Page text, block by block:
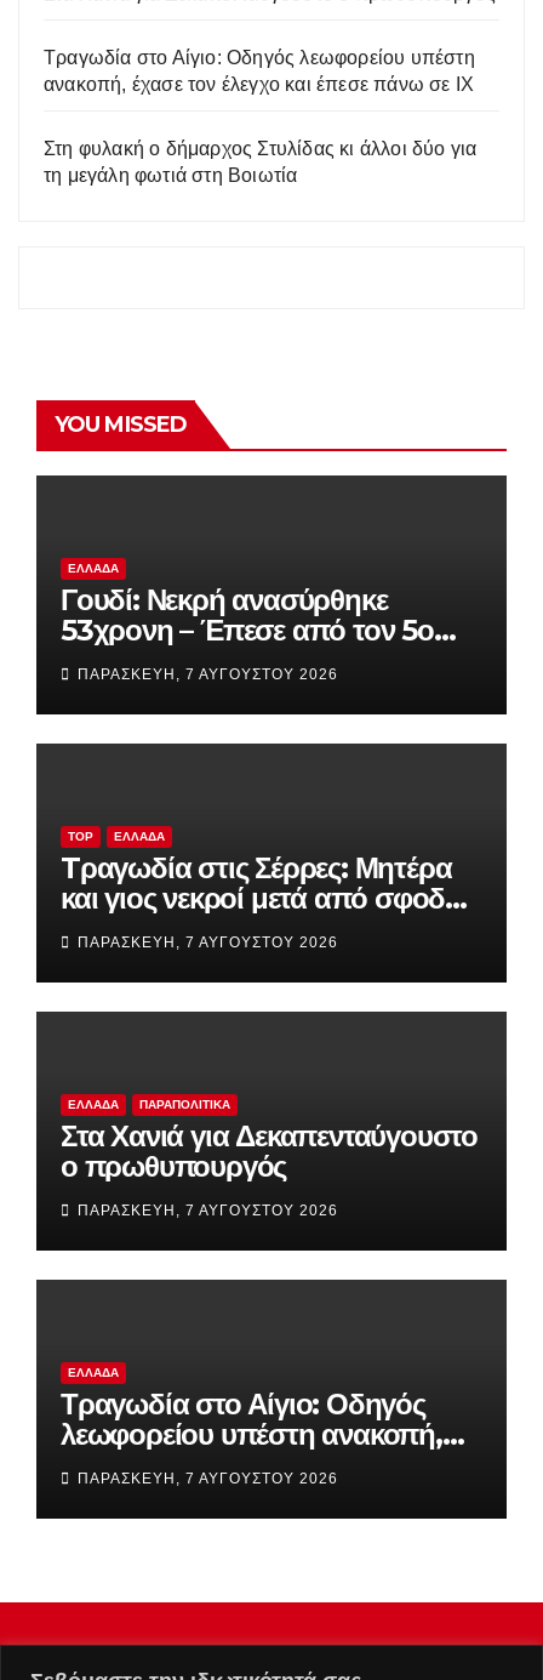
Τραγωδία στο Αίγιο: Οδηγός λεωφορείου υπέστη
ανακοπή, έχασε τον έλεγχο και έπεσε πάνω σε ΙΧ
Στη φυλακή ο δήμαρχος Στυλίδας κι άλλοι δύο για
τη μεγάλη φωτιά στη Βοιωτία
YOU MISSED
ΕΛΛΆΔΑ
Γουδί: Νεκρή ανασύρθηκε
53χρονη – Έπεσε από τον 5ο
όροφο πολυκατοικίας
ΠΑΡΑΣΚΕΥΉ, 7 ΑΥΓΟΎΣΤΟΥ 2026
TOP ΕΛΛΆΔΑ
Tραγωδία στις Σέρρες: Μητέρα
και γιος νεκροί μετά από σφοδρή
σύγκρουση φορτηγού με ΙΧ
(βίντεο)
ΠΑΡΑΣΚΕΥΉ, 7 ΑΥΓΟΎΣΤΟΥ 2026
ΕΛΛΆΔΑ ΠΑΡΑΠΟΛΙΤΙΚΆ
Στα Χανιά για Δεκαπενταύγουστο
ο πρωθυπουργός
ΠΑΡΑΣΚΕΥΉ, 7 ΑΥΓΟΎΣΤΟΥ 2026
ΕΛΛΆΔΑ
Τραγωδία στο Αίγιο: Οδηγός
λεωφορείου υπέστη ανακοπή,
έχασε τον έλεγχο και έπεσε πάνω
σε ΙΧ
ΠΑΡΑΣΚΕΥΉ, 7 ΑΥΓΟΎΣΤΟΥ 2026